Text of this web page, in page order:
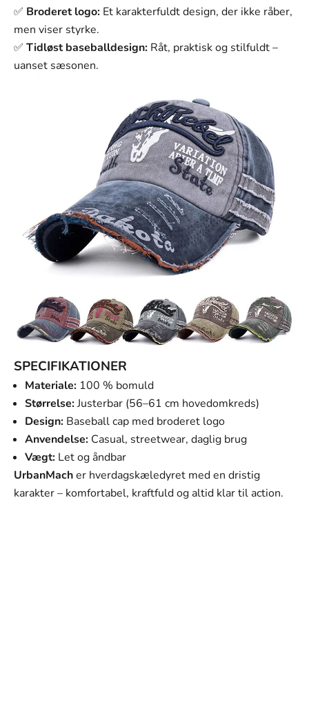
✅ Broderet logo: Et karakterfuldt design, der ikke råber,
men viser styrke.
✅ Tidløst baseballdesign: Råt, praktisk og stilfuldt –
uanset sæsonen.
SPECIFIKATIONER
Materiale: 100 % bomuld
Størrelse:Justerbar (56–61 cm hovedomkreds)
Design: Baseball cap med broderet logo
Anvendelse: Casual, streetwear, daglig brug
Vægt: Let og åndbar
UrbanMacher hverdagskæledyret med en dristig
karakter – komfortabel, kraftfuld og altid klar til action.